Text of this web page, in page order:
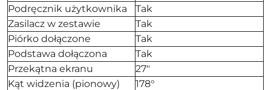
Podręcznik użytkownika
Tak
Zasilacz w zestawie
Tak
Piórko dołączone
Tak
Podstawa dołączona
Tak
Przekątna ekranu
27"
Kąt widzenia (pionowy)
178°